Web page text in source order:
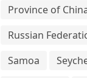
Province of
Russian
Samoa